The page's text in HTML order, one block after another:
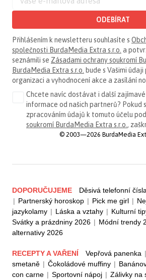
ODEBÍRAT
Přihlášením k newsletteru souhlasíte s
společnosti BurdaMedia Extra s.r.o. a
seznámili se Zásadami ochrany soukromí
BurdaMedia Extra s.r.o. bude s Vašimi
organizaci a vyhodnocení akce a zasílání
Chcete navíc dostávat i další
informace od našich partnerů? Pokud
zpracováním údajů k tomuto účelu
soukromí BurdaMedia Extra s.r.o. ,
© 2003—2026 BurdaMedia
DOPORUČUJEME Děsivá telefonní čísla
| Partnerský horoskop | Pick me girl |
jazykolamy | Láska a vztahy | Kulturní
Svátky a prázdniny 2026 | Módní trendy
alternativy 2026
RECEPTY A VAŘENÍ Vepřová panenka |
smetaně | Čokoládové muffiny |
con carne | Sportovní nápoj | Zálivky na